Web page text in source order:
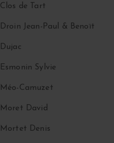
Clos de Tart
Droin Jean-Paul & Benoït
Dujac
Esmonin Sylvie
Méo-Camuzet
Moret David
Mortet Denis